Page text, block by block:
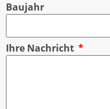
Baujahr
Ihre Nachricht